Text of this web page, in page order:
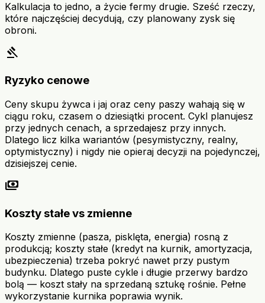
Kalkulacja to jedno, a życie fermy drugie. Sześć rzeczy,
które najczęściej decydują, czy planowany zysk się
obroni.
gavel
Ryzyko cenowe
Ceny skupu żywca i jaj oraz ceny paszy wahają się w
ciągu roku, czasem o dziesiątki procent. Cykl planujesz
przy jednych cenach, a sprzedajesz przy innych.
Dlatego licz kilka wariantów (pesymistyczny, realny,
optymistyczny) i nigdy nie opieraj decyzji na pojedynczej,
dzisiejszej cenie.
payments
Koszty stałe vs zmienne
Koszty zmienne (pasza, pisklęta, energia) rosną z
produkcją; koszty stałe (kredyt na kurnik, amortyzacja,
ubezpieczenia) trzeba pokryć nawet przy pustym
budynku. Dlatego puste cykle i długie przerwy bardzo
bolą — koszt stały na sprzedaną sztukę rośnie. Pełne
wykorzystanie kurnika poprawia wynik.